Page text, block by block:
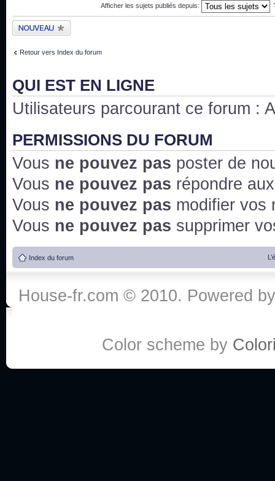
Afficher les sujets publiés depuis:
Publier un nouveau
sujet
Retour vers Index du forum
QUI EST EN LIGNE
Utilisateurs parcourant ce forum :
PERMISSIONS DU FORUM
Vous ne pouvez pas poster de
Vous ne pouvez pas répondre
Vous ne pouvez pas modifier vos
Vous ne pouvez pas supprimer
Index du forum
House-fr.com © 2010. Powered
Color scheme by